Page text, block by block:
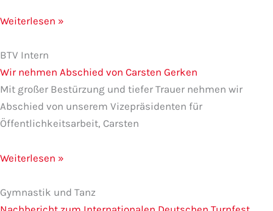
Weiterlesen »
BTV Intern
Wir nehmen Abschied von Carsten Gerken
Mit großer Bestürzung und tiefer Trauer nehmen wir
Abschied von unserem Vizepräsidenten für
Öffentlichkeitsarbeit, Carsten
Weiterlesen »
Gymnastik und Tanz